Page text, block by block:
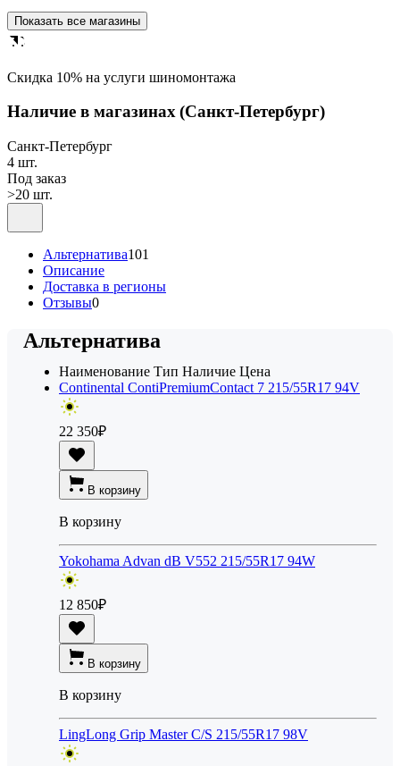
Показать все магазины
Cкидка 10% на услуги шиномонтажа
Наличие в магазинах(Санкт-Петербург)
Санкт-Петербург
4 шт.
Под заказ
>20 шт.
Альтернатива101
Описание
Доставка в регионы
Отзывы0
Альтернатива
Наименование Тип Наличие Цена
Continental ContiPremiumContact 7 215/55R17 94V
22 350₽
В корзину
В корзину
Yokohama Advan dB V552 215/55R17 94W
12 850₽
В корзину
В корзину
LingLong Grip Master C/S 215/55R17 98V